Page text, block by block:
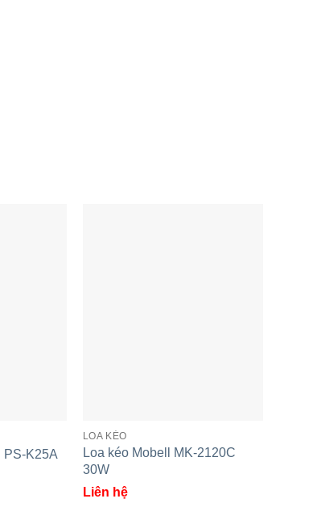
PS-K25A
LOA KÉO
Loa kéo Mobell MK-2120C
30W
Liên hệ